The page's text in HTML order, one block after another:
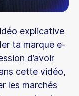
explicative
ta marque e-
d’avoir
cette vidéo,
les marchés